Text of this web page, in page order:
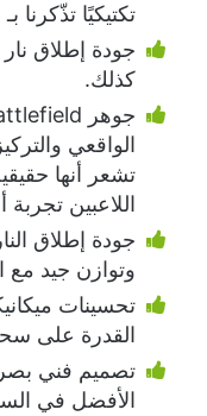
تكتيكيًا تذّكرنا بـ Battlefield 4.
جودة إطلاق
كذلك.
الواقعي
تشعر أنها
اللاعبين
جودة إطلاق
وتوازن جيد مع
تحسينات
القدرة على
تصميم فني
الأفضل في